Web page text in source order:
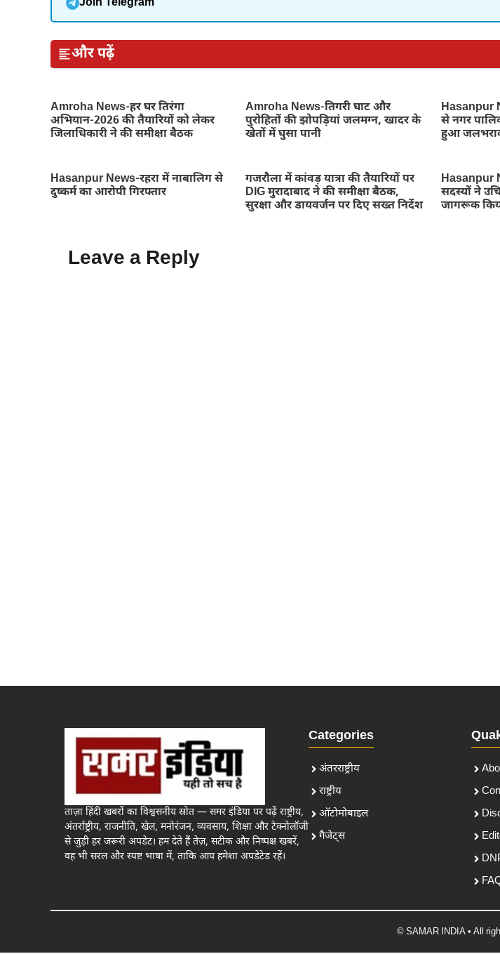
और पढ़ें
Amroha News-हर घर तिरंगा
अभियान-2026 की तैयारियों को लेकर
जिलाधिकारी ने की समीक्षा बैठक
Amroha News-तिगरी घाट और
पुरोहितों की झोपड़ियां जलमग्न, खादर के
खेतों में घुसा पानी
Hasanpur
से नगर
हुआ
Hasanpur News-रहरा में नाबालिग से
दुष्कर्म का आरोपी गिरफ्तार
गजरौला में कांवड़ यात्रा की तैयारियों पर
DIG मुरादाबाद ने की समीक्षा बैठक,
सुरक्षा और डायवर्जन पर दिए सख्त निर्देश
Hasanpur
सदस्यों ने
जागरूक
Leave a Reply
ताज़ा हिंदी खबरों का विश्वसनीय स्रोत — समर इंडिया पर पढ़ें राष्ट्रीय,
अंतर्राष्ट्रीय, राजनीति, खेल, मनोरंजन, व्यवसाय, शिक्षा और टेक्नोलॉजी
से जुड़ी हर जरूरी अपडेट। हम देते हैं तेज़, सटीक और निष्पक्ष खबरें,
वह भी सरल और स्पष्ट भाषा में, ताकि आप हमेशा अपडेटेड रहें।
Categories
अंतरराष्ट्रीय
राष्ट्रीय
ऑटोमोबाइल
गैजेट्स
© SAMAR INDIA • All